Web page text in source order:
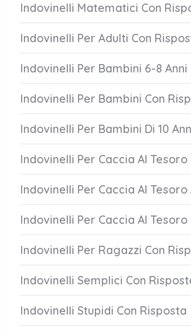
Indovinelli Matematici Con
Indovinelli Per Adulti Con
Indovinelli Per Bambini 6-8 Anni
Indovinelli Per Bambini Con
Indovinelli Per Bambini Di 10
Indovinelli Per Caccia Al Tesoro
Indovinelli Per Caccia Al
Indovinelli Per Caccia Al Tesoro
Indovinelli Per Ragazzi Con
Indovinelli Semplici Con
Indovinelli Stupidi Con Risposta